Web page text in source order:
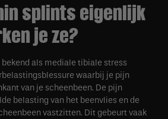
splints eigenlijk
je ze?
als mediale tibiale stress
waarbij je pijn
van je scheenbeen. De pijn
belasting van het beenvlies en de
vastzitten. Dit gebeurt vaak